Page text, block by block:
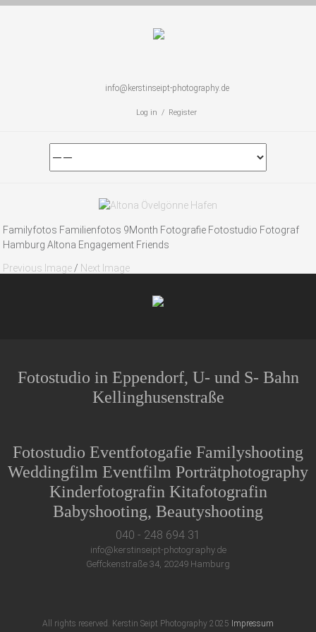
info@kerstinseipt-photography.de
Log in / Register
Familyfotos Familienfotos 9Month Fotografie Fotostudio Fotograf
Hamburg Altona Engagement Friends
Previous Image / Next Image
Fotostudio in Eppendorf, U- und S- Bahn
Kellinghusenstraße
Fotostudio Eventfotogafie Familyshooting
Weddingfilm Eventfilm Porträtphotography
Kinderfotografin Kitafotografin
Babyshooting, Beautyshooting
040 - 248 694 31
info@kerstinseipt-photography.de
Geffckenstraße 34, 20249 Hamburg
All rights reserved. Kerstin Seipt Photography 2025 Impressum